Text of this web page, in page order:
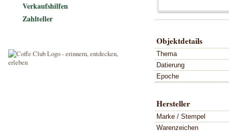
Objektdetails
Thema
Datierung
Epoche
Hersteller
Marke / Stempel
Warenzeichen
Verkaufshilfen
Zahlteller